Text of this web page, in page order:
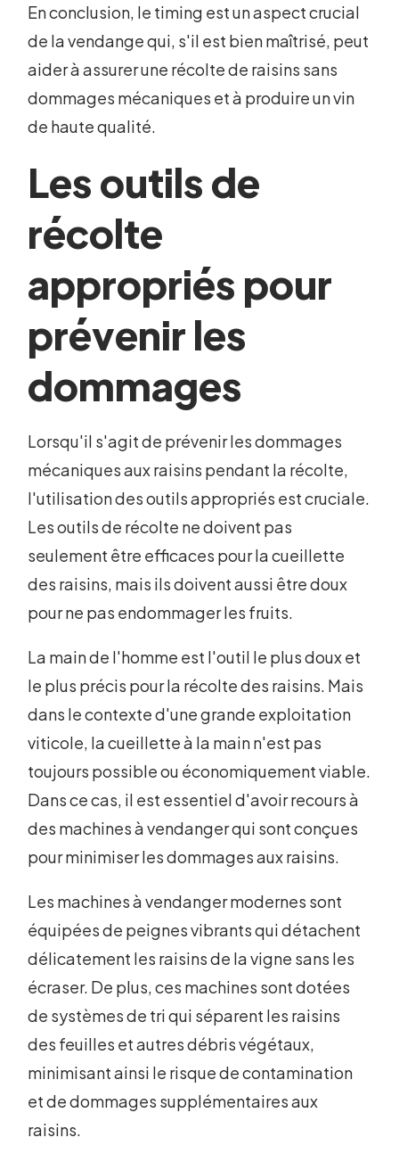
En conclusion, le timing est un aspect crucial
de la vendange qui, s'il est bien maîtrisé, peut
aider à assurer une récolte de raisins sans
dommages mécaniques et à produire un vin
de haute qualité.
Les outils de
récolte
appropriés pour
prévenir les
dommages
Lorsqu'il s'agit de prévenir les dommages
mécaniques aux raisins pendant la récolte,
l'utilisation des outils appropriés est cruciale.
Les outils de récolte ne doivent pas
seulement être efficaces pour la cueillette
des raisins, mais ils doivent aussi être doux
pour ne pas endommager les fruits.
La main de l'homme est l'outil le plus doux et
le plus précis pour la récolte des raisins. Mais
dans le contexte d'une grande exploitation
viticole, la cueillette à la main n'est pas
toujours possible ou économiquement viable.
Dans ce cas, il est essentiel d'avoir recours à
des machines à vendanger qui sont conçues
pour minimiser les dommages aux raisins.
Les machines à vendanger modernes sont
équipées de peignes vibrants qui détachent
délicatement les raisins de la vigne sans les
écraser. De plus, ces machines sont dotées
de systèmes de tri qui séparent les raisins
des feuilles et autres débris végétaux,
minimisant ainsi le risque de contamination
et de dommages supplémentaires aux
raisins.